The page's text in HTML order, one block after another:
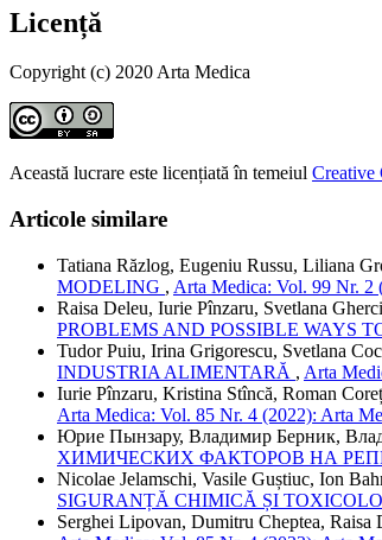
Licență
Copyright (c) 2020 Arta Medica
Această lucrare este licențiată în temeiul Creative
Articole similare
Tatiana Răzlog, Eugeniu Russu, Liliana
MODELING , Arta Medica: Vol. 99 Nr. 2
Raisa Deleu, Iurie Pînzaru, Svetlana
PROBLEMS AND POSSIBLE WAYS
Tudor Puiu, Irina Grigorescu, Svetlana
INDUSTRIA ALIMENTARĂ , Arta
Iurie Pînzaru, Kristina Stîncă, Roman
Arta Medica: Vol. 85 Nr. 4 (2022): Arta
Юрие Пынзару, Владимир Берник,
ХИМИЧЕСКИХ ФАКТОРОВ НА
Nicolae Jelamschi, Vasile Guștiuc, Ion
SIGURANȚĂ CHIMICĂ ȘI
Serghei Lipovan, Dumitru Cheptea, Raisa